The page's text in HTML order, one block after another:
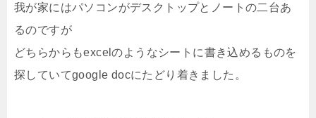
我が家にはパソコンがデスクトップとノートの二台あ
るのですが
どちらからもexcelのようなシートに書き込めるものを
探していてgoogle docにたどり着きました。